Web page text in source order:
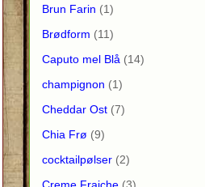
Brun Farin (1)
Brødform (11)
Caputo mel Blå (14)
champignon (1)
Cheddar Ost (7)
Chia Frø (9)
cocktailpølser (2)